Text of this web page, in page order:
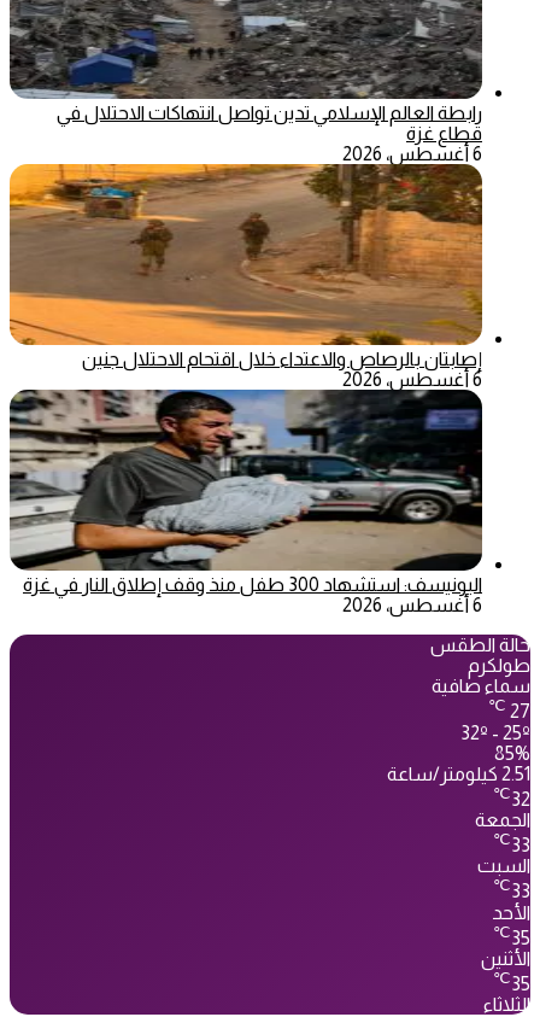
رابطة العالم الإسلامي تدين تواصل انتهاكات الاحتلال في
قطاع غزة
6 أغسطس، 2026
إصابتان بالرصاص والاعتداء خلال اقتحام الاحتلال جنين
6 أغسطس، 2026
اليونيسف: استشهاد 300 طفل منذ وقف إطلاق النار في غزة
6 أغسطس، 2026
حالة الطقس
طولكرم
سماء صافية
27
℃
32º - 25º
85%
2.51 كيلومتر/ساعة
32
℃
الجمعة
33
℃
السبت
33
℃
الأحد
35
℃
الأثنين
35
℃
الثلاثاء